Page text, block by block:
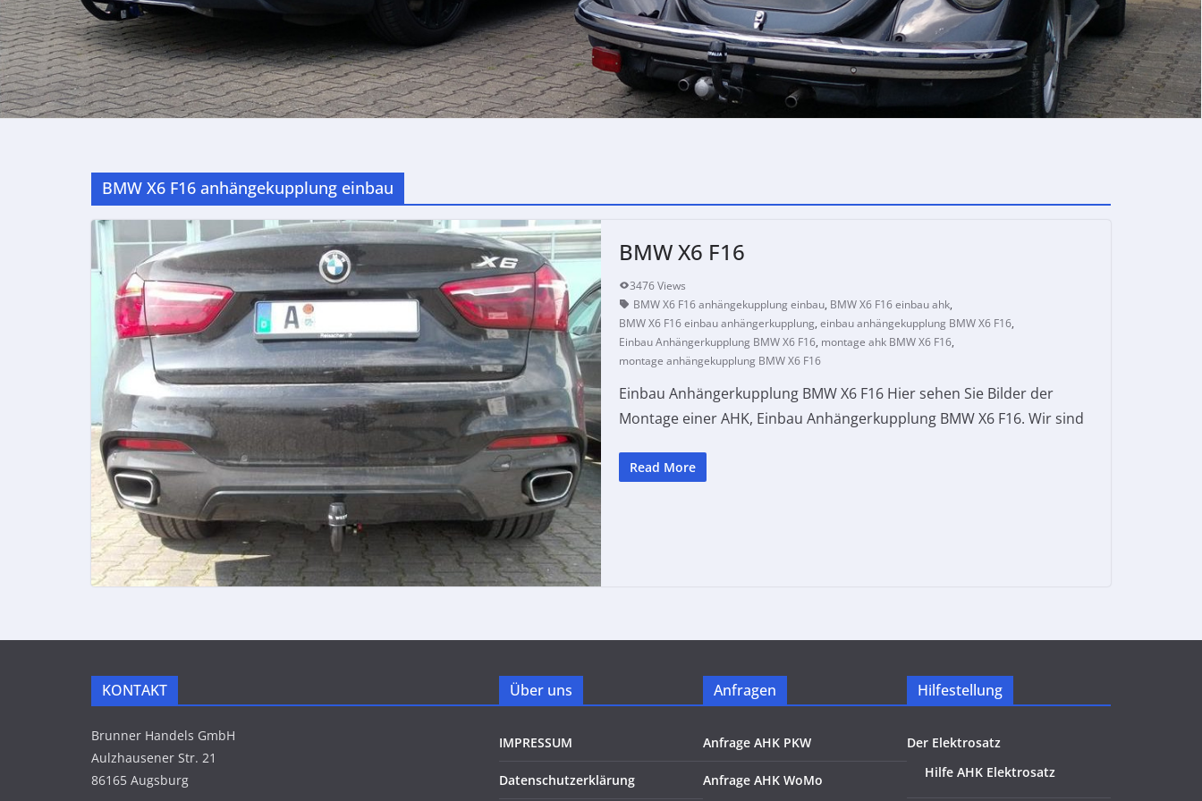
BMW X6 F16 anhängekupplung einbau
BMW X6 F16
3476 Views
BMW X6 F16 anhängekupplung einbau, BMW X6 F16 einbau ahk,
BMW X6 F16 einbau anhängerkupplung, einbau anhängekupplung BMW X6 F16,
Einbau Anhängerkupplung BMW X6 F16, montage ahk BMW X6 F16,
montage anhängekupplung BMW X6 F16
Einbau Anhängerkupplung BMW X6 F16 Hier sehen Sie Bilder der
Montage einer AHK, Einbau Anhängerkupplung BMW X6 F16. Wir sind
Read More
KONTAKT
Brunner Handels GmbH
Aulzhausener Str. 21
86165 Augsburg
Über uns
IMPRESSUM
Datenschutzerklärung
Anfragen
Anfrage AHK PKW
Anfrage AHK WoMo
Hilfestellung
Der Elektrosatz
Hilfe AHK Elektrosatz